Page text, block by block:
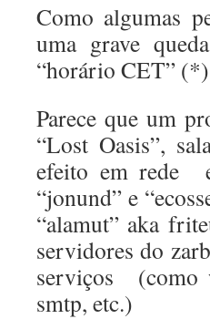
Como algumas
uma grave
“horário CET”
Parece que um
“Lost Oasis”,
efeito em rede
“jonund” e
“alamut” aka
servidores do
serviços (como
smtp, etc.)